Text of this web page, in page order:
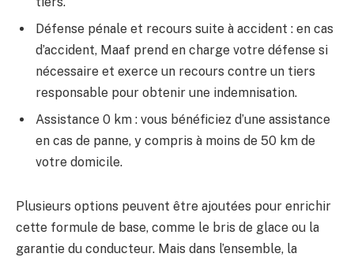
Défense pénale et recours suite à accident : en cas
d’accident, Maaf prend en charge votre défense si
nécessaire et exerce un recours contre un tiers
responsable pour obtenir une indemnisation.
Assistance 0 km : vous bénéficiez d’une assistance
en cas de panne, y compris à moins de 50 km de
votre domicile.
Plusieurs options peuvent être ajoutées pour enrichir
cette formule de base, comme le bris de glace ou la
garantie du conducteur. Mais dans l’ensemble, la